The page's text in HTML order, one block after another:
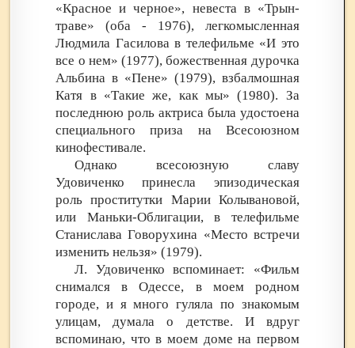
«Красное и черное», невеста в «Трын-
траве» (оба - 1976), легкомысленная
Людмила Гасилова в телефильме «И это
все о нем» (1977), божественная дурочка
Альбина в «Пене» (1979), взбалмошная
Катя в «Такие же, как мы» (1980). За
последнюю роль актриса была удостоена
специального приза на Всесоюзном
кинофестивале.
Однако всесоюзную славу
Удовиченко принесла эпизодическая
роль проститутки Марии Колывановой,
или Маньки-Облигации, в телефильме
Станислава Говорухина «Место встречи
изменить нельзя» (1979).
Л. Удовиченко вспоминает: «Фильм
снимался в Одессе, в моем родном
городе, и я много гуляла по знакомым
улицам, думала о детстве. И вдруг
вспоминаю, что в моем доме на первом